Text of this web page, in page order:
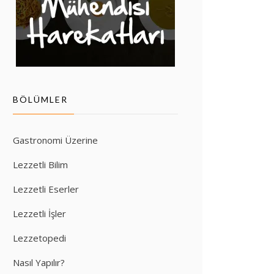
BÖLÜMLER
Gastronomi Üzerine
Lezzetli Bilim
Lezzetli Eserler
Lezzetli İşler
Lezzetopedi
Nasıl Yapılır?